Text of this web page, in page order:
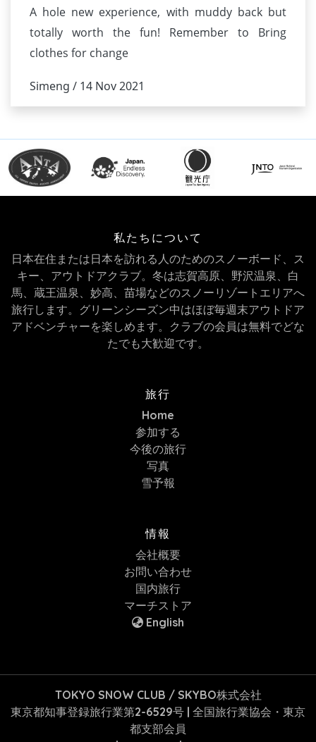
A hole new experience, with muddy back but
totally worth the fun! Remember to Bring
clothes for change
Simeng / 14 Nov 2021
私たちについて
日本在住または日本を訪れる人のためのスノーボード、ス
キー、アウトドアクラブ。冬は志賀高原、野沢温泉、白
馬、蔵王温泉、妙高、苗場などのスノーリゾートエリアへ
旅行します。グリーンシーズン中はほぼ毎週末アウトドア
アドベンチャーを楽しめます。クラブの会員は無料でどな
たでも大歓迎です。
旅行
Home
参加する
今後の旅行
写真
雪予報
情報
会社概要
お問い合わせ
国内旅行
マーチストア
English
TOKYO SNOW CLUB / SKYBO株式会社
東京都知事登録旅行業第2-6529号 | 全国旅行業協会・東京
都支部会員